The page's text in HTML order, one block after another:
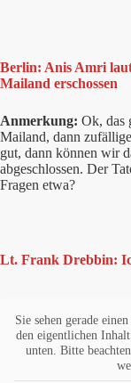
Berlin: Anis Amri
Mailand erschossen
Anmerkung: Ok, das
Mailand, dann
gut, dann können wir
abgeschlossen. Der
Fragen etwa?
Lt. Frank Drebbin:
Sie sehen gerade
den eigentlichen
unten. Bitte